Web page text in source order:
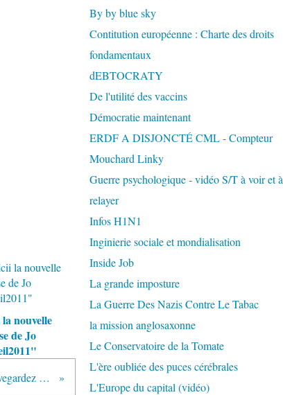
nouvelle
de Jo
Sauvegardez vos blogs
By by blue sky
Contitution européenne : Charte des droits
fondamentaux
dEBTOCRATY
De l'utilité des vaccins
Démocratie maintenant
ERDF A DISJONCTÉ CML - Compteur
Mouchard Linky
Guerre psychologique - vidéo S/T à voir et à
relayer
Infos H1N1
Inginierie sociale et mondialisation
Inside Job
La grande imposture
La Guerre Des Nazis Contre Le Tabac
la mission anglosaxonne
Le Conservatoire de la Tomate
L'ère oubliée des puces cérébrales
L'Europe du capital (vidéo)